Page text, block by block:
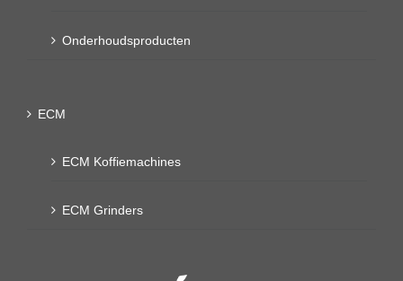
Onderhoudsproducten
ECM
ECM Koffiemachines
ECM Grinders